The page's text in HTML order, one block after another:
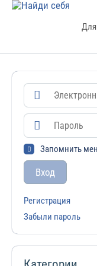
Запомнить
Вход
Регистрация
Забыли пароль